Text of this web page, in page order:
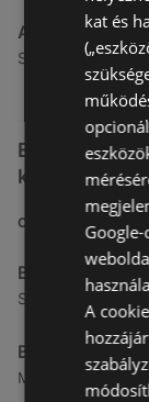
Alma
Szabadság u. 31,
Egyéb
közelben
CÍM
Benu
Soproni utca 18.,
Benu
Malompatak
kat és
A